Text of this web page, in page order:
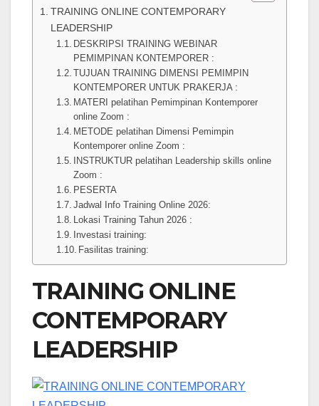
TRAINING ONLINE CONTEMPORARY
LEADERSHIP
DESKRIPSI TRAINING WEBINAR
PEMIMPINAN KONTEMPORER :
TUJUAN TRAINING DIMENSI PEMIMPIN
KONTEMPORER UNTUK PRAKERJA :
MATERI pelatihan Pemimpinan Kontemporer
online Zoom :
METODE pelatihan Dimensi Pemimpin
Kontemporer online Zoom :
INSTRUKTUR pelatihan Leadership skills online
Zoom :
PESERTA
Jadwal Info Training Online 2026:
Lokasi Training Tahun 2026 :
Investasi training:
Fasilitas training:
TRAINING ONLINE
CONTEMPORARY
LEADERSHIP